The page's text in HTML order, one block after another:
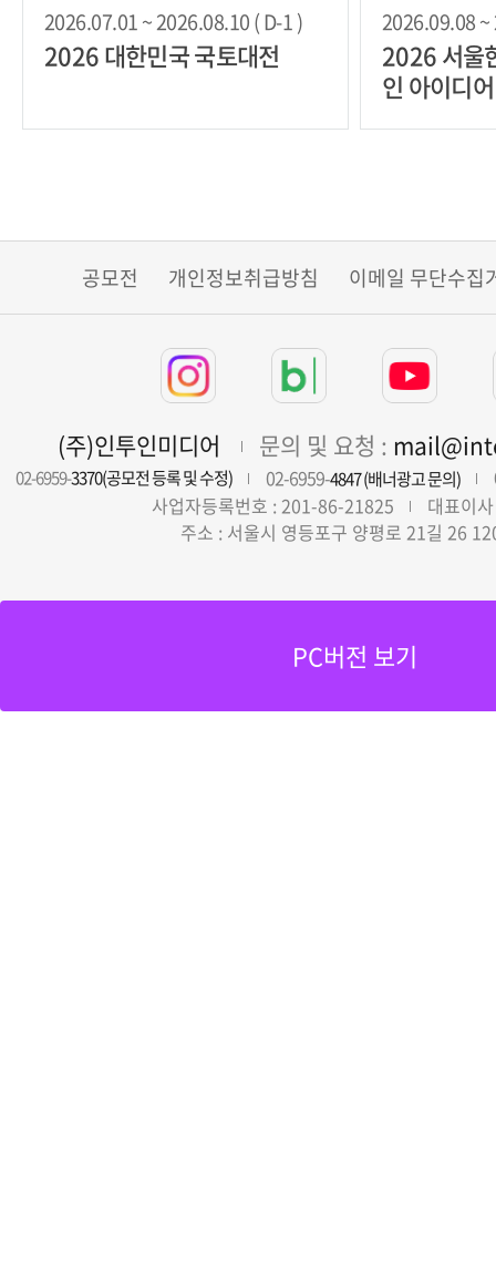
2026.07.01 ~ 2026.08.10 ( D-1 )
2026 대한민국 국토대전
2026.09.08 ~
2026 서울
인 아이디
공모전 개인정보취급방침 이메일 무단수집
(주)인투인미디어 문의 및 요청 :
02-6959-3370(공모전 등록 및 수정) 02-6959-4847 (배너광고 문의)
사업자등록번호 : 201-86-21825
대표이
주소 : 서울시 영등포구 양평로 21길 26
PC버전 보기